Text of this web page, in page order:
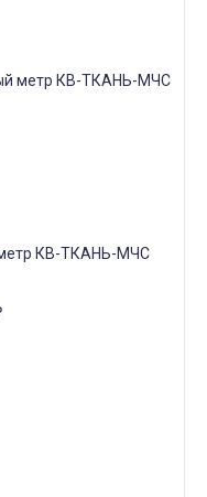
метр КВ-ТКАНЬ-МЧС